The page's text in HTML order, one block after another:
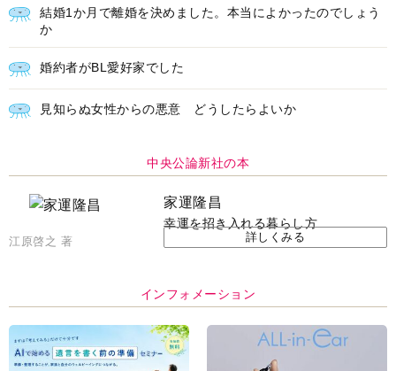
結婚1か月で離婚を決めました。本当によかったのでしょう
か
婚約者がBL愛好家でした
見知らぬ女性からの悪意 どうしたらよいか
中央公論新社の本
家運隆昌
幸運を招き入れる暮らし方
江原啓之 著 詳しくみる
インフォメーション